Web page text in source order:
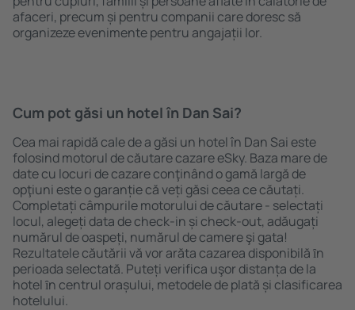
afaceri, precum și pentru companii care doresc să
organizeze evenimente pentru angajații lor.
Cum pot găsi un hotel în Dan Sai?
Cea mai rapidă cale de a găsi un hotel în Dan Sai este
folosind motorul de căutare cazare eSky. Baza mare de
date cu locuri de cazare conţinând o gamă largă de
opţiuni este o garanție că veți găsi ceea ce căutați.
Completați câmpurile motorului de căutare - selectați
locul, alegeți data de check-in și check-out, adăugați
numărul de oaspeți, numărul de camere şi gata!
Rezultatele căutării vă vor arăta cazarea disponibilă ȋn
perioada selectată. Puteți verifica uşor distanța de la
hotel ȋn centrul orașului, metodele de plată și clasificarea
hotelului.